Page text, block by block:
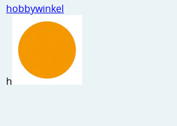
Ponsen
Ribbelaar
Snijmaterialen
Speciaal papier
hobbywinkel
h